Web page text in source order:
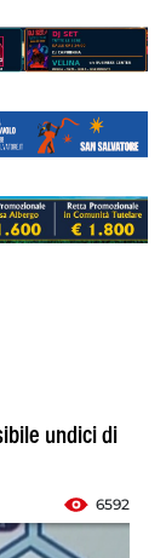
undici di
6592